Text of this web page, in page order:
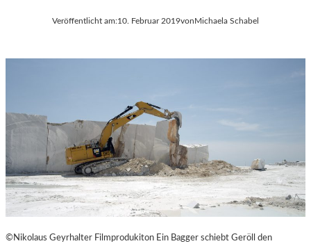
Veröffentlicht am:10. Februar 2019vonMichaela Schabel
©Nikolaus Geyrhalter Filmprodukiton Ein Bagger schiebt Geröll den